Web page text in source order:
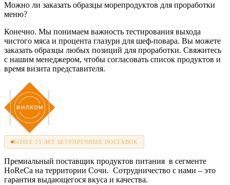
Можно ли заказать образцы морепродуктов для проработки
меню?
Конечно. Мы понимаем важность тестирования выхода
чистого мяса и процента глазури для шеф-повара. Вы можете
заказать образцы любых позиций для проработки. Свяжитесь
с нашим менеджером, чтобы согласовать список продуктов и
время визита представителя.
БОЛЕЕ 25 ЛЕТ БЕЗУПРЕЧНЫХ ПОСТАВОК
Премиальный поставщик продуктов питания в сегменте
HoReCa на территории Сочи. Сотрудничество с нами – это
гарантия выдающегося вкуса и качества.